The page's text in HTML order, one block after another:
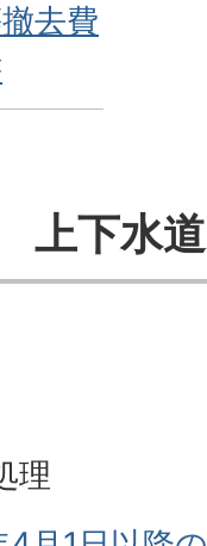
去費
上下水道
理